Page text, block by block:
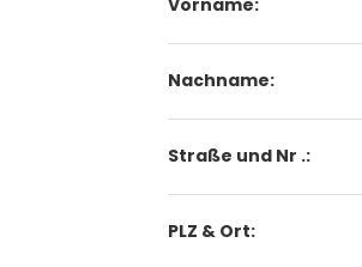
Vorname:
Nachname:
Straße und Nr .:
PLZ & Ort: